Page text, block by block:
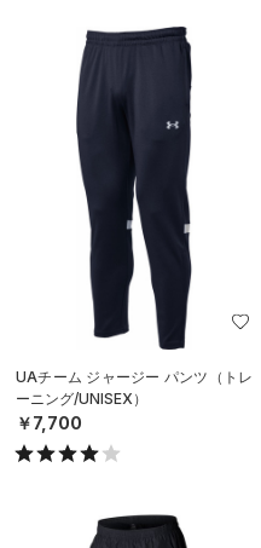
UAチーム ジャージー パンツ（トレ
ーニング/UNISEX）
￥7,700